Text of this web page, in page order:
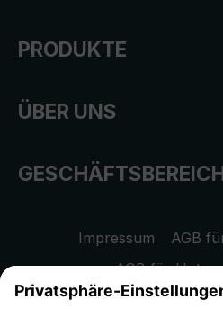
PRODUKTE
ÜBER UNS
Impressum
AGB
AGB für
Datenschutzhinweis